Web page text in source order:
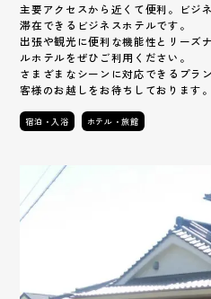
主要アクセスから近くて便利。ビジ
滞在できるビジネスホテルです。
出張や観光に便利な機能性とリーズ
ルホテルをぜひご利用ください。
さまざまなシーンに対応できるプラ
客様のお越しをお待ちしております。
宿泊・入浴 ホテル・旅館